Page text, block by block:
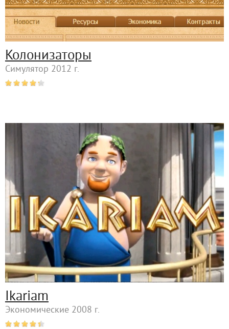
Колонизаторы
Симулятор 2012 г.
Ikariam
Экономические 2008 г.